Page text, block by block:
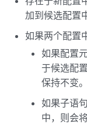
加到候选配置
如果两个配置
如果配置
于候选配
保持不变。
如果子语
中，则会